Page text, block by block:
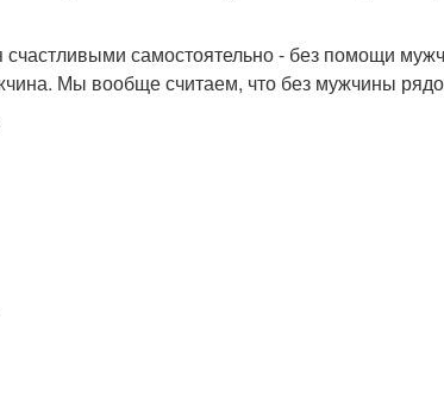
счастливыми самостоятельно - без помощи
Мы вообще считаем, что без мужчины